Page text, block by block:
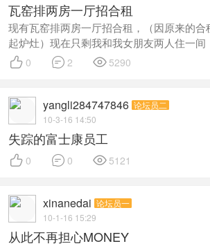
瓦窑排两房一厅招合租
现有瓦窑排两房一厅招合租，（因原来的合
起炉灶）现在只剩我和我女朋友两人住一间
 0  2  5290
yangli284747846 论坛员二
10-3-16 14:50
失踪的富士康员工
 0  0  5121
xinanedai 论坛员一
10-1-16 15:29
从此不再担心MONEY